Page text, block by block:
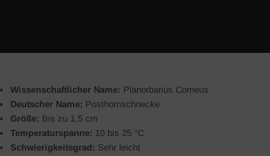
Wissenschaftlicher Name: Planorbarius Corneus
Deutscher Name: Posthornschnecke
Größe: Bis zu 1,5 cm
Temperaturspanne: 10 bis 25 °C
Schwierigkeitsgrad: Sehr leicht